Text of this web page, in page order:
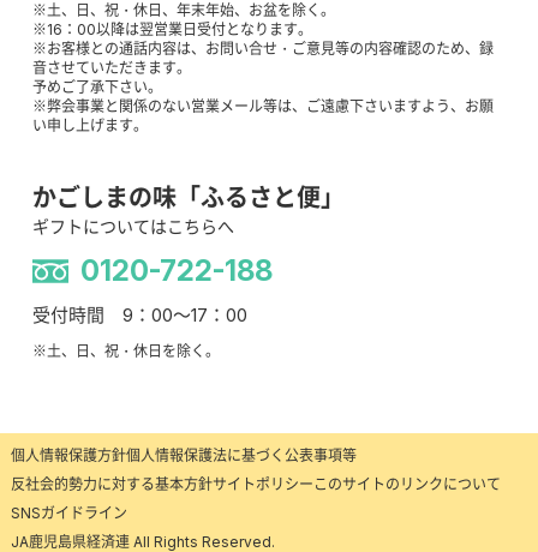
※土、日、祝・休日、年末年始、お盆を除く。
※16：00以降は翌営業日受付となります。
※お客様との通話内容は、お問い合せ・ご意見等の内容確認のため、録
音させていただきます。
予めご了承下さい。
※弊会事業と関係のない営業メール等は、ご遠慮下さいますよう、お願
い申し上げます。
かごしまの味「ふるさと便」
ギフトについてはこちらへ
0120-722-188
受付時間 9：00～17：00
※土、日、祝・休日を除く。
個人情報保護方針個人情報保護法に基づく公表事項等
反社会的勢力に対する基本方針サイトポリシー このサイトのリンクについて
SNSガイドライン
JA鹿児島県経済連 All Rights Reserved.